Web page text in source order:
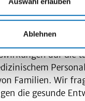
Ablehnen
Personal
uns vor allem
der
auf die
Familien. Wir
die gesunde